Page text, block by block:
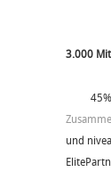
3.000
45%
und